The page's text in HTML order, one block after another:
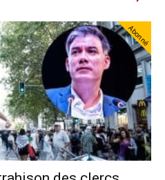
Abonné